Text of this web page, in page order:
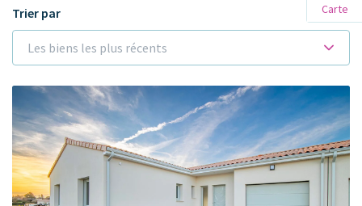
Carte
Trier par
Les biens les plus récents